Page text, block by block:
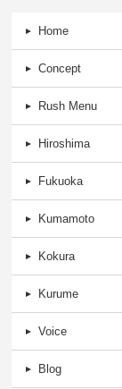
Home
Concept
Rush Menu
Hiroshima
Fukuoka
Kumamoto
Kokura
Kurume
Voice
Blog